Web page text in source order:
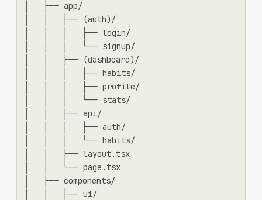
│   ├── app/
│   │   ├── (auth)/
│   │   │   ├── login/
│   │   │   └── signup/
│   │   ├── (dashboard)/
│   │   │   ├── habits/
│   │   │   ├── profile/
│   │   │   └── stats/
│   │   ├── api/
│   │   │   ├── auth/
│   │   │   └── habits/
│   │   ├── layout.tsx
│   │   └── page.tsx
│   ├── components/
│   │   ├── ui/